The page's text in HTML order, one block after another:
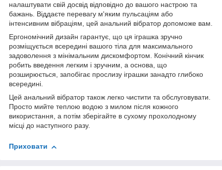
налаштувати свій досвід відповідно до вашого настрою та
бажань. Віддаєте перевагу м'яким пульсаціям або
інтенсивним вібраціям, цей анальний вібратор допоможе вам.
Ергономічний дизайн гарантує, що ця іграшка зручно
розміщується всередині вашого тіла для максимального
задоволення з мінімальним дискомфортом. Конічний кінчик
робить введення легким і зручним, а основа, що
розширюється, запобігає прослизу іграшки занадто глибоко
всередині.
Цей анальний вібратор також легко чистити та обслуговувати.
Просто мийте теплою водою з милом після кожного
використання, а потім зберігайте в сухому прохолодному
місці до наступного разу.
Приховати